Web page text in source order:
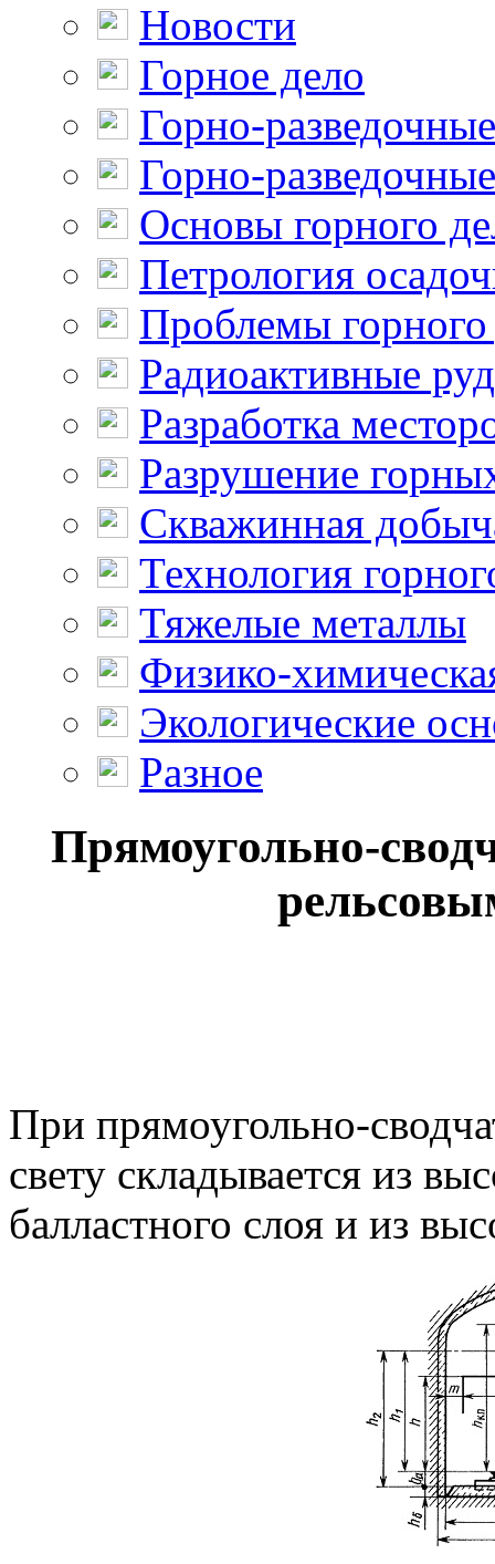
Новости
Горное дело
Горно-
Горно-
Основы горного
Петрология
Проблемы горного
Радиоактивные
Разработка
Разрушение
Скважинная
Технология
Тяжелые металлы
Физико-
Экологические
Разное
Прямоугольно-
При прямоугольно-
свету складывается из
балластного слоя и из